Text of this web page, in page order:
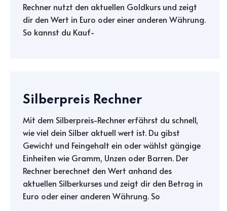
Rechner nutzt den aktuellen Goldkurs und zeigt
dir den Wert in Euro oder einer anderen Währung.
So kannst du Kauf-
Silberpreis Rechner
Mit dem Silberpreis-Rechner erfährst du schnell,
wie viel dein Silber aktuell wert ist. Du gibst
Gewicht und Feingehalt ein oder wählst gängige
Einheiten wie Gramm, Unzen oder Barren. Der
Rechner berechnet den Wert anhand des
aktuellen Silberkurses und zeigt dir den Betrag in
Euro oder einer anderen Währung. So